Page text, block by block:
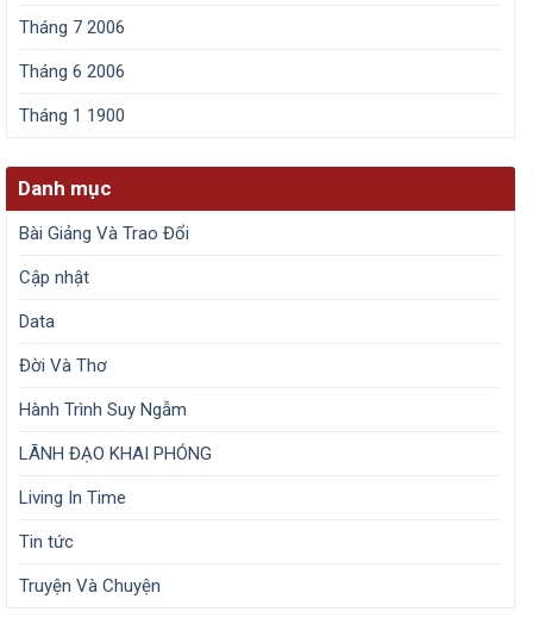
Tháng 7 2006
Tháng 6 2006
Tháng 1 1900
Danh mục
Bài Giảng Và Trao Đổi
Cập nhật
Data
Đời Và Thơ
Hành Trình Suy Ngẫm
LÃNH ĐẠO KHAI PHÓNG
Living In Time
Tin tức
Truyện Và Chuyện